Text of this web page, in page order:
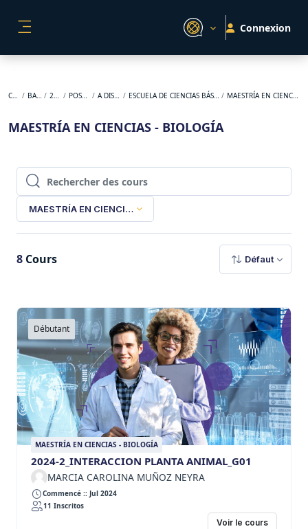
Connexion
Cours BACKUP 2024-2 POSGRADO A DISTANCIA ESCUELA DE CIENCIAS BÁSICAS Y APLICADAS MAESTRÍA EN CIENCIAS - BIOLOGÍA
MAESTRÍA EN CIENCIAS - BIOLOGÍA
Rechercher des cours
Rechercher des cours
MAESTRÍA EN CIENCIAS - BIOLOGÍA
8 Cours Défaut
Débutant
MAESTRÍA EN CIENCIAS - BIOLOGÍA
2024-2_INTERACCION PLANTA ANIMAL_G01
MARCIA CAROLINA MUÑOZ NEYRA
Commencé :: Jul 2024
11 Inscritos
Voir le cours